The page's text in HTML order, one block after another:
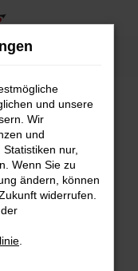
können:
deine
deine
und unsere
Wir
und
nur,
Wenn Sie zu
ändern, können
widerrufen.